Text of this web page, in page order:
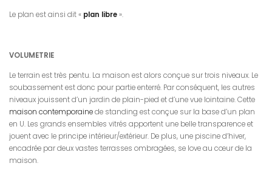
Le plan est ainsi dit « plan libre ».
VOLUMETRIE
Le terrain est très pentu. La maison est alors conçue sur trois niveaux. Le
soubassement est donc pour partie enterré. Par conséquent, les autres
niveaux jouissent d’un jardin de plain-pied et d’une vue lointaine. Cette
maison contemporainede standing est conçue sur la base d’un plan
en U. Les grands ensembles vitrés apportent une belle transparence et
jouent avec le principe intérieur/extérieur. De plus, une piscine d’hiver,
encadrée par deux vastes terrasses ombragées, se love au cœur de la
maison.